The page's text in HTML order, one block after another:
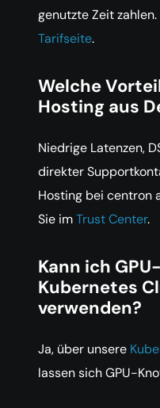
genutzte Zeit
Tarifseite.
Welche
Hosting aus
Niedrige Latenzen,
direkter
Hosting bei centron
Sie imTrust Center.
Kann ich
Kubernetes
verwenden?
Ja, über unsere
lassen sich GPU-